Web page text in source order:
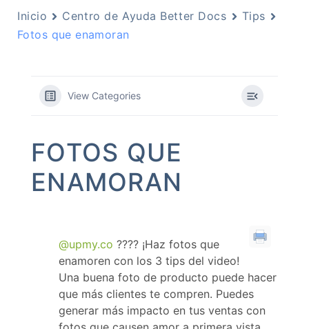
Inicio Centro de Ayuda Better Docs
Tips
Fotos que enamoran
View Categories
FOTOS QUE
ENAMORAN
@upmy.co ???? ¡Haz fotos que
enamoren con los 3 tips del video!
Una buena foto de producto puede hacer
que más clientes te compren. Puedes
generar más impacto en tus ventas con